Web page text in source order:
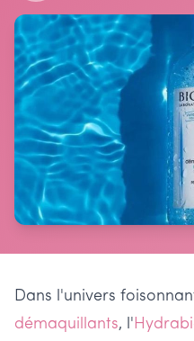
Dans l'univers
démaquillants, l'